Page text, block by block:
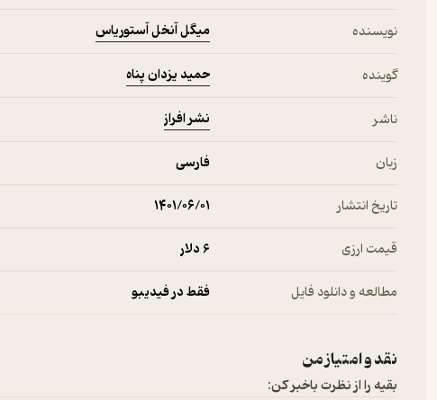
نویسنده میگل آنخل آستوریاس
گوینده حمید یزدان پناه
ناشر نشر افراز
زبان فارسی
تاریخ انتشار ۱۴۰۱/۰۶/۰۱
قیمت ارزی 6 دلار
مطالعه و دانلود فایل فقط در فیدیبو
نقد و امتیاز من
بقیه را از نظرت باخبر کن: